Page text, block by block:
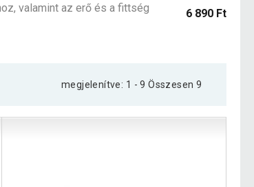
valamint az erő és a fittség
6 890 Ft
megjelenítve: 1 - 9 Összesen 9